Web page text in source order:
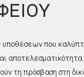
υποθέσεων που
τη πρόσβαση στη